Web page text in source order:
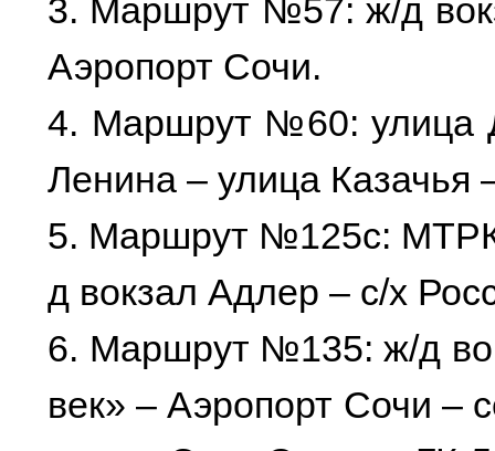
3. Маршрут №57: ж/д
Аэропорт Сочи.
4. Маршрут №60: улица
Ленина – улица Казачья
5. Маршрут №125с:
д вокзал Адлер – с/х
6. Маршрут №135: ж/д
век» – Аэропорт Сочи –